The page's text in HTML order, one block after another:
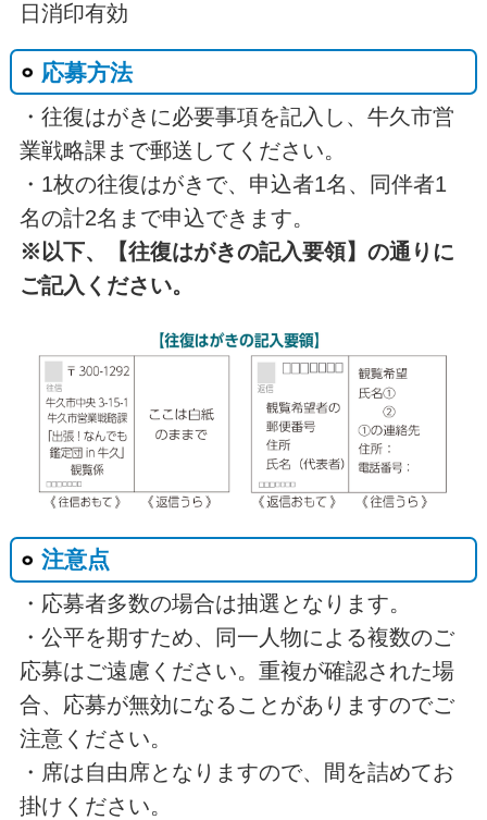
日消印有効
応募方法
・往復はがきに必要事項を記入し、牛久市営
業戦略課まで郵送してください。
・1枚の往復はがきで、申込者1名、同伴者1
名の計2名まで申込できます。
※以下、【往復はがきの記入要領】の通りに
ご記入ください。
注意点
・応募者多数の場合は抽選となります。
・公平を期すため、同一人物による複数のご
応募はご遠慮ください。重複が確認された場
合、応募が無効になることがありますのでご
注意ください。
・席は自由席となりますので、間を詰めてお
掛けください。